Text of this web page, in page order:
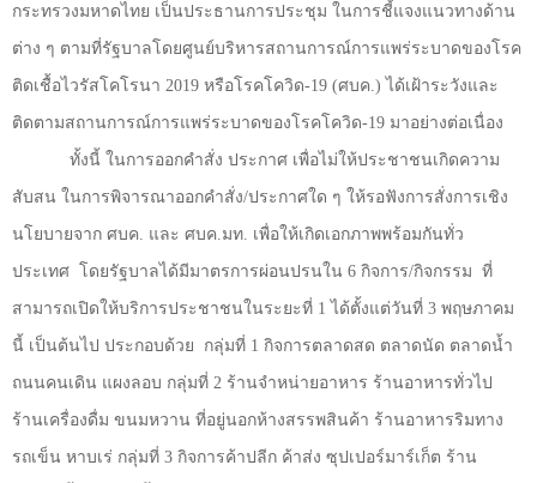
กระทรวงมหาดไทย เป็นประธานการประชุม ในการชี้แจงแนวทางด้าน
ต่าง ๆ ตามที่รัฐบาลโดยศูนย์บริหารสถานการณ์การแพร่ระบาดของโรค
ติดเชื้อไวรัสโคโรนา 2019 หรือโรคโควิด-19 (ศบค.) ได้เฝ้าระวังและ
ติดตามสถานการณ์การแพร่ระบาดของโรคโควิด-19 มาอย่างต่อเนื่อง
ทั้งนี้ ในการออกคำสั่ง ประกาศ เพื่อไม่ให้ประชาชนเกิดความ
สับสน ในการพิจารณาออกคำสั่ง/ประกาศใด ๆ ให้รอฟังการสั่งการเชิง
นโยบายจาก ศบค. และ ศบค.มท. เพื่อให้เกิดเอกภาพพร้อมกันทั่ว
ประเทศ โดยรัฐบาลได้มีมาตรการผ่อนปรนใน 6 กิจการ/กิจกรรม ที่
สามารถเปิดให้บริการประชาชนในระยะที่ 1 ได้ตั้งแต่วันที่ 3 พฤษภาคม
นี้ เป็นต้นไป ประกอบด้วย กลุ่มที่ 1 กิจการตลาดสด ตลาดนัด ตลาดน้ำ
ถนนคนเดิน แผงลอบ กลุ่มที่ 2 ร้านจำหน่ายอาหาร ร้านอาหารทั่วไป
ร้านเครื่องดื่ม ขนมหวาน ที่อยู่นอกห้างสรรพสินค้า ร้านอาหารริมทาง
รถเข็น หาบเร่ กลุ่มที่ 3 กิจการค้าปลีก ค้าส่ง ซุปเปอร์มาร์เก็ต ร้าน